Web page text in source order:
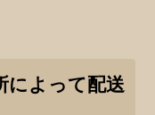
によって配送